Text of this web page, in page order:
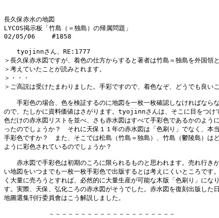
長久保赤水の地図
LYCOS掲示板「竹島（＝独島）の帰属問題」
02/05/06 　　#1858
tyojinnさん、RE:1777
＞長久保赤水図ですが、着色の仕方からすると著者は竹島＝独島を外国領
＞考えていたことが読みとれます。
＞・・・
＞ご高説は受けたまわりました。手彩ですので、着色なぞ、どうでも良い
手彩色の場合、色を検証するのに地図を一枚一枚確認しなければなら
ので、たしかに資料価値はさがります。tyojinnさんは、そこに目をつけ
色だけの赤水図リストを並べ、さも赤水図はすべて手彩色であるかのよう
ったのでしょうか？　それに天保１１年の赤水図は「色刷り」でなく、本
手彩色ですか？　また、そこでは松島（竹島＝独島）、竹島（鬱陵島）は
ように彩色されているのでしょうか？
赤水図で手彩色は初期のころに限られるものと思われます。売れ行き
い地図をいつまでも一枚一枚手彩色で出版するとは考えにくいところです
く大量に売ろうとすれば、必然的に大量生産が可能な木版「色刷り」にな
す。実際、天保、弘化ころの赤水図がそうでした。赤水図を復刻出版した
地圖選集刊行委員會はこう解説しました。
－－－－－－－－－－－－－－－－－－－－